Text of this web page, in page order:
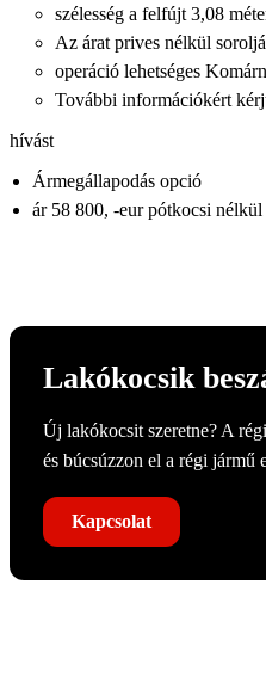
szélesség a felfújt 3,08
Az árat prives nélkül
operáció lehetséges
További információkért
hívást
Ármegállapodás opció
ár 58 800, -eur pótkocsi nélkül
Lakókocsik
Új lakókocsit szeretne? A
és búcsúzzon el a régi jármű
Kapcsolat